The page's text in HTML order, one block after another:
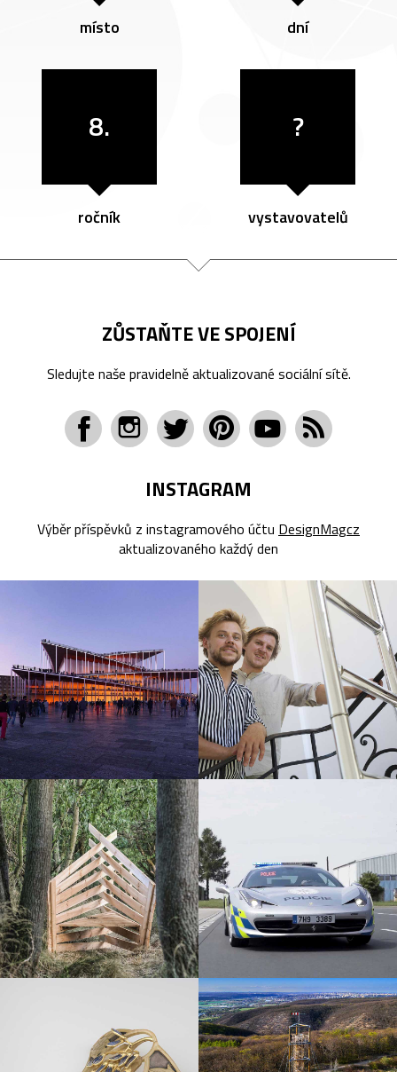
místo dní
8.
ročník
?
vystavovatelů
ZŮSTAŇTE VE SPOJENÍ
Sledujte naše pravidelně aktualizované sociální sítě.
INSTAGRAM
Výběr příspěvků z instagramového účtu DesignMagcz
aktualizovaného každý den